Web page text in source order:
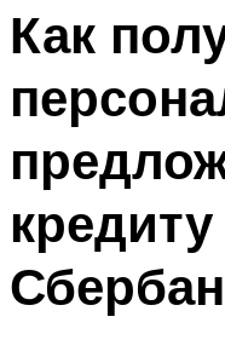
Как
кредиту